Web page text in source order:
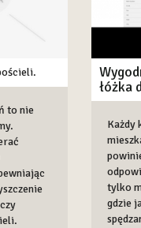
to nie
łóżka
Każdy
tylko
gdzie